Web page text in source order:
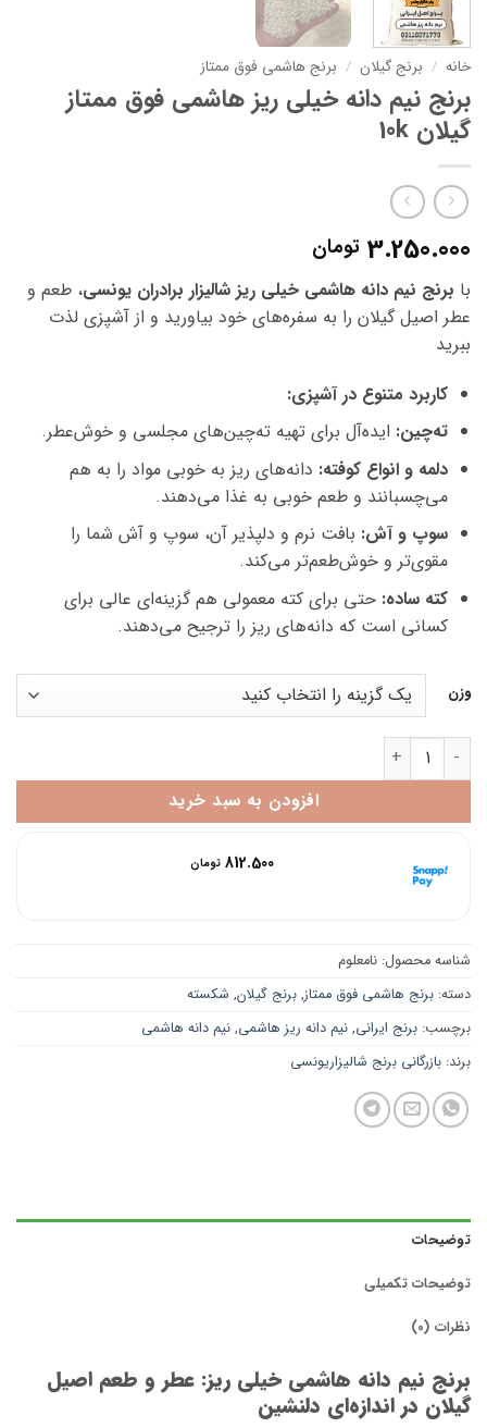
خانه / برنج گیلان / برنج هاشمی فوق ممتاز
برنج نیم دانه خیلی ریز هاشمی فوق ممتاز
گیلان 10k
3.250.000 تومان
با برنج نیم دانه هاشمی خیلی ریز شالیزار برادران یونسی، طعم و
عطر اصیل گیلان را به سفره‌های خود بیاورید و از آشپزی لذت
ببرید
کاربرد متنوع در آشپزی:
ته‌چین: ایده‌آل برای تهیه ته‌چین‌های مجلسی و خوش‌عطر.
دلمه و انواع کوفته: دانه‌های ریز به خوبی مواد را به هم
می‌چسبانند و طعم خوبی به غذا می‌دهند.
سوپ و آش: بافت نرم و دلپذیر آن، سوپ و آش شما را
مقوی‌تر و خوش‌طعم‌تر می‌کند.
کته ساده: حتی برای کته معمولی هم گزینه‌ای عالی برای
کسانی است که دانه‌های ریز را ترجیح می‌دهند.
وزن
برنج نیم دانه خیلی ریز هاشمی فوق ممتاز گیلان 10k عدد
افزودن به سبد خرید
812.500 تومان
شناسه محصول: نامعلوم
دسته: برنج هاشمی فوق ممتاز, برنج گیلان, شکسته
برچسب: برنج ایرانی, نیم دانه ریز هاشمی, نیم دانه هاشمی
برند: بازرگانی برنج شالیزاریونسی
توضیحات
توضیحات تکمیلی
نظرات (0)
برنج نیم دانه هاشمی خیلی ریز: عطر و طعم اصیل
گیلان در اندازه‌ای دلنشین